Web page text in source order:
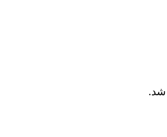
شد.